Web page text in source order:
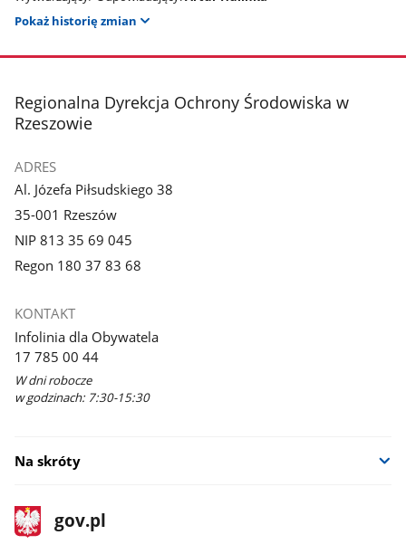
Pokaż historię zmian
stopka
Regionalna Dyrekcja Ochrony Środowiska w
Rzeszowie
ADRES
Al. Józefa Piłsudskiego 38
35-001 Rzeszów
NIP 813 35 69 045
Regon 180 37 83 68
KONTAKT
Infolinia dla Obywatela
17 785 00 44
W dni robocze
w godzinach: 7:30-15:30
Na skróty
stopka
gov.pl
Strona
gov.pl